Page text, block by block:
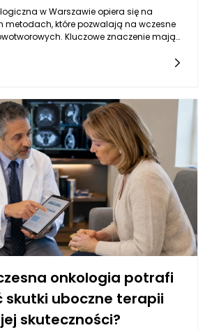
w Warszawie opiera się na
metodach, które pozwalają na wczesne
Kluczowe znaczenie mają
nowotworowych w krwi, które mogą
choroby. W Warszawie, dzięki
genetyki, coraz częściej stosuje się
które identyfikują mutacje
z nowotworami, co pozwala na bardziej
do leczenia. Kluczowe jest
wykrycie choroby zwiększa szanse na
oraz poprawia komfort życia pacjentów.
onkologia potrafi
skutki uboczne terapii
skuteczności?